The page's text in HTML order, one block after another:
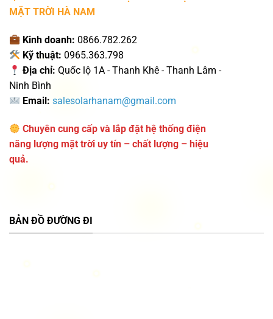
MẶT TRỜI HÀ NAM
Kinh doanh: 0866.782.262
Kỹ thuật: 0965.363.798
Địa chỉ: Quốc lộ 1A - Thanh Khê - Thanh Lâm -
Ninh Bình
Email: salesolarhanam@gmail.com
Chuyên cung cấp và lắp đặt hệ thống điện
năng lượng mặt trời uy tín – chất lượng – hiệu
quả.
BẢN ĐỒ ĐƯỜNG ĐI